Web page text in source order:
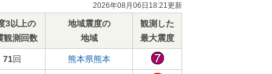
2026年08月06日18:21更新
3以上の
観測回数
地域震度の
地域
観測した
最大震度
71回 熊本県熊本